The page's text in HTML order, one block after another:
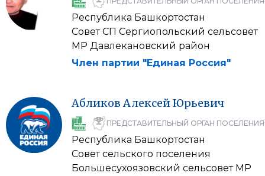
Республика Башкортостан
Совет СП Сергиопольский сельсовет
МР Давлекановский район
Член партии "Единая Россия"
Абликов АлексейЮрьевич
ПРЕДСТАВИТЕЛЬНЫЙ ОРГАН ПОСЕЛЕНИЯ
Республика Башкортостан
Совет сельского поселения
Большесухоязовский сельсовет МР